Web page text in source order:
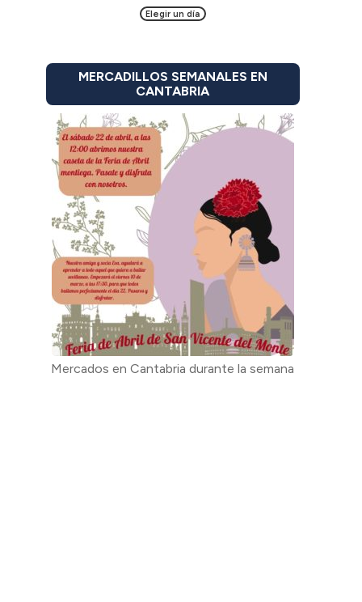
Elegir un día
MERCADILLOS SEMANALES EN
CANTABRIA
Mercados en Cantabria durante la semana